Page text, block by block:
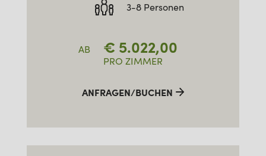
3-8 Personen
AB € 5.022,00
PRO ZIMMER
ANFRAGEN/BUCHEN